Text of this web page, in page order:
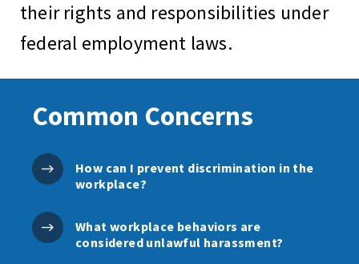
their rights and responsibilities under
federal employment laws.
Common Concerns
How can I prevent discrimination in the
workplace?
What workplace behaviors are
considered unlawful harassment?